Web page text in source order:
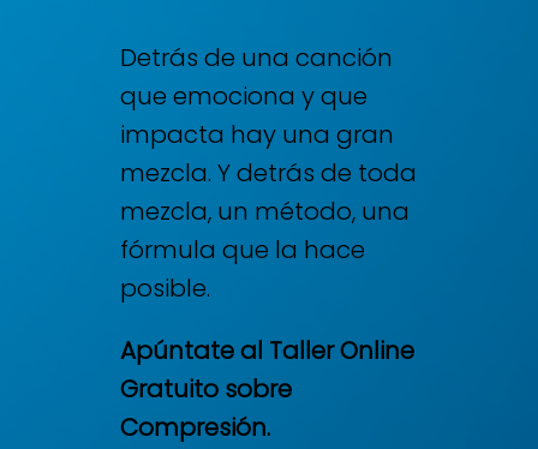
Detrás de una canción
que emociona y que
impacta hay una gran
mezcla. Y detrás de toda
mezcla, un método, una
fórmula que la hace
posible.
Apúntate al Taller Online
Gratuito sobre
Compresión.